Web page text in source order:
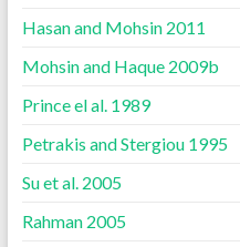
Hasan and Mohsin 2011
Mohsin and Haque 2009b
Prince el al. 1989
Petrakis and Stergiou 1995
Su et al. 2005
Rahman 2005